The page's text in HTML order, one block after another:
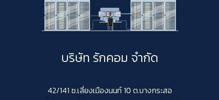
บริษัท รักคอม จำกัด
42/141 ซ.เลี่ยงเมืองนนท์ 10 ต.บางกระสอ